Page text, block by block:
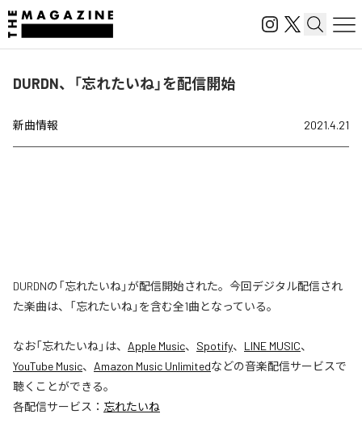
DURDN、「忘れたいね」を配信開始
新曲情報 2021.4.21
DURDNの「忘れたいね」が配信開始された。今回デジタル配信され
た楽曲は、「忘れたいね」を含む全1曲となっている。
なお「忘れたいね」は、 Apple Music、 Spotify、 LINE MUSIC、
YouTube Music、 Amazon Music Unlimitedなどの音楽配信サービスで
聴くことができる。
各配信サービス： 忘れたいね